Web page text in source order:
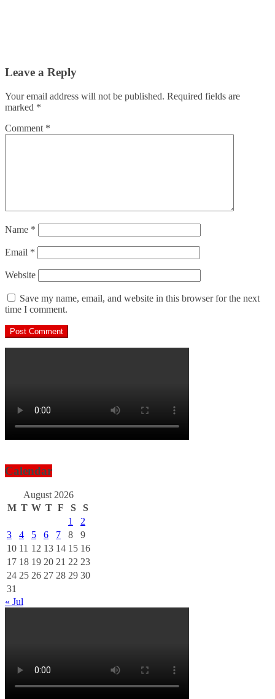
Leave a Reply
Your email address will not be published. Required fields are
marked *
Comment *
Name *
Email *
Website
Save my name, email, and website in this browser for the next
time I comment.
Calendar
August 2026
M T W T F S
S
1
2
3
4 5 6 7 8
9
10 11 12 13 14 15 16
17 18 19 20 21 22 23
24 25 26 27 28 29 30
31
« Jul